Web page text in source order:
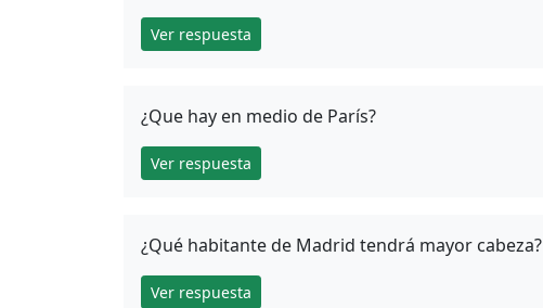
Ver respuesta
¿Que hay en medio de París?
Ver respuesta
¿Qué habitante de Madrid tendrá mayor cabeza?
Ver respuesta